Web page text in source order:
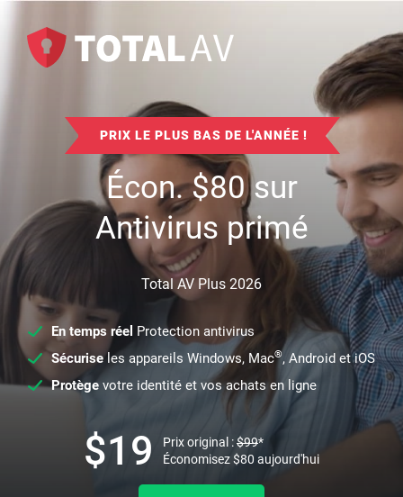
PRIX LE PLUS BAS DE L'ANNÉE !
Écon.$80sur
Antivirus primé
Total AV Plus 2026
En temps réel Protection antivirus
Sécuriseles appareils Windows, Mac®, Android et iOS
Protège votre identité et vos achats en ligne
$19 Prix original :$99*
Économisez$80 aujourd'hui